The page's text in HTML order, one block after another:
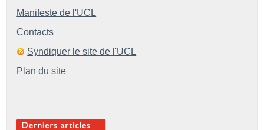
Manifeste de l'UCL
Contacts
Syndiquer le site de l'UCL
Plan du site